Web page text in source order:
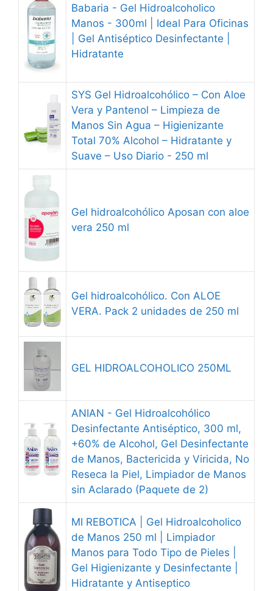
Babaria - Gel Hidroalcoholico
Manos - 300ml | Ideal Para Oficinas
| Gel Antiséptico Desinfectante |
Hidratante
SYS Gel Hidroalcohólico – Con Aloe
Vera y Pantenol – Limpieza de
Manos Sin Agua – Higienizante
Total 70% Alcohol – Hidratante y
Suave – Uso Diario - 250 ml
Gel hidroalcohólico Aposan con aloe
vera 250 ml
Gel hidroalcohólico. Con ALOE
VERA. Pack 2 unidades de 250 ml
GEL HIDROALCOHOLICO 250ML
ANIAN - Gel Hidroalcohólico
Desinfectante Antiséptico, 300 ml,
+60% de Alcohol, Gel Desinfectante
de Manos, Bactericida y Viricida, No
Reseca la Piel, Limpiador de Manos
sin Aclarado (Paquete de 2)
MI REBOTICA | Gel Hidroalcoholico
de Manos 250 ml | Limpiador
Manos para Todo Tipo de Pieles |
Gel Higienizante y Desinfectante |
Hidratante y Antiseptico